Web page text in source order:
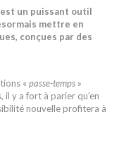
un puissant outil
mettre en
conçues par des
« passe-temps »
il y a fort à parier qu’en
nouvelle profitera à